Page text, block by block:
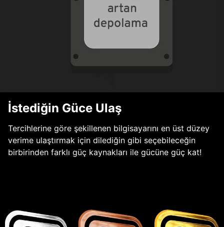
İstediğin Güce Ulaş
Tercihlerine göre şekillenen bilgisayarını en üst düzey
verime ulaştırmak için dilediğin gibi seçebileceğin
birbirinden farklı güç kaynakları ile gücüne güç kat!